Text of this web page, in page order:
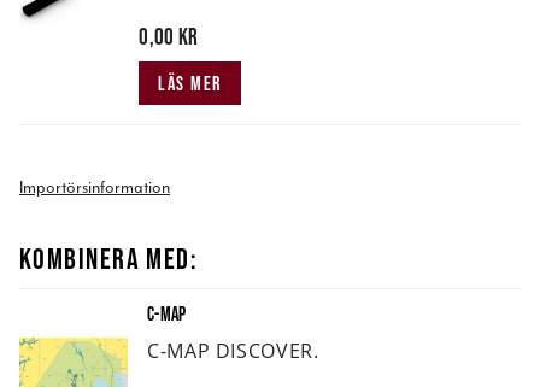
Pris:0,00 kr
0,00 kr
LÄS MER
Importörsinformation
KOMBINERA MED:
C-MAP
C-MAP DISCOVER.